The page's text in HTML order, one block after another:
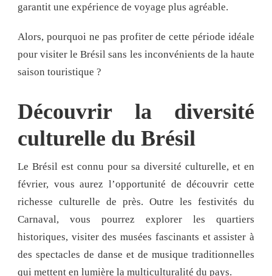
garantit une expérience de voyage plus agréable.
Alors, pourquoi ne pas profiter de cette période idéale
pour visiter le Brésil sans les inconvénients de la haute
saison touristique ?
Découvrir la diversité
culturelle du Brésil
Le Brésil est connu pour sa diversité culturelle, et en
février, vous aurez l’opportunité de découvrir cette
richesse culturelle de près. Outre les festivités du
Carnaval, vous pourrez explorer les quartiers
historiques, visiter des musées fascinants et assister à
des spectacles de danse et de musique traditionnelles
qui mettent en lumière la multiculturalité du pays.